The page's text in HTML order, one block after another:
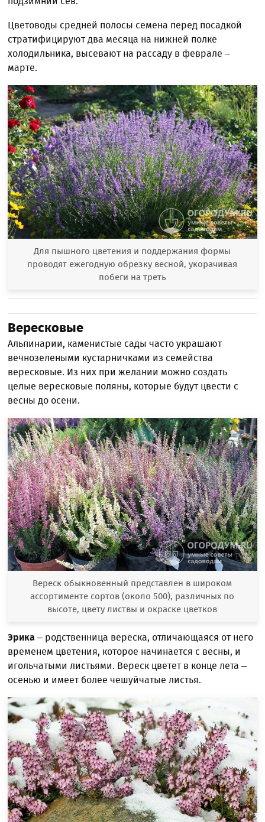
Цветоводы средней полосы семена перед посадкой
стратифицируют два месяца на нижней полке
холодильника, высевают на рассаду в феврале –
марте.
Для пышного цветения и поддержания формы
проводят ежегодную обрезку весной, укорачивая
побеги на треть
Вересковые
Альпинарии, каменистые сады часто украшают
вечнозелеными кустарничками из семейства
вересковые. Из них при желании можно создать
целые вересковые поляны, которые будут цвести с
весны до осени.
Вереск обыкновенный представлен в широком
ассортименте сортов (около 500), различных по
высоте, цвету листвы и окраске цветков
Эрика – родственница вереска, отличающаяся от него
временем цветения, которое начинается с весны, и
игольчатыми листьями. Вереск цветет в конце лета –
осенью и имеет более чешуйчатые листья.